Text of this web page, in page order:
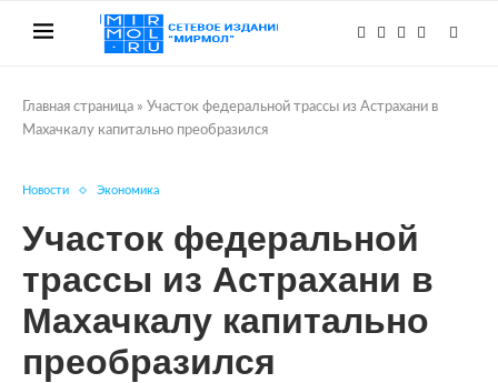
Главная страница » Участок федеральной трассы из Астрахани в
Махачкалу капитально преобразился
Новости Экономика
Участок федеральной
трассы из Астрахани в
Махачкалу капитально
преобразился